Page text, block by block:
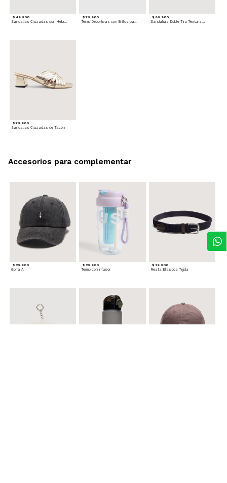
$ 49.900
Sandalias Cruzadas con Hebilla
$ 79.900 $ 69.900
$ 79.900
Sandalias Cruzadas de Tacón
$ 29.900
Gorra A
$ 29.900
Termo con infusor
$ 29.900
Reata Elastica Tejida
Accesorios para complementar